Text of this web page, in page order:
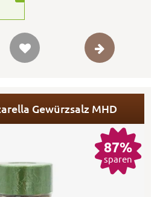
Gewürzsalz MHD
87%
sparen